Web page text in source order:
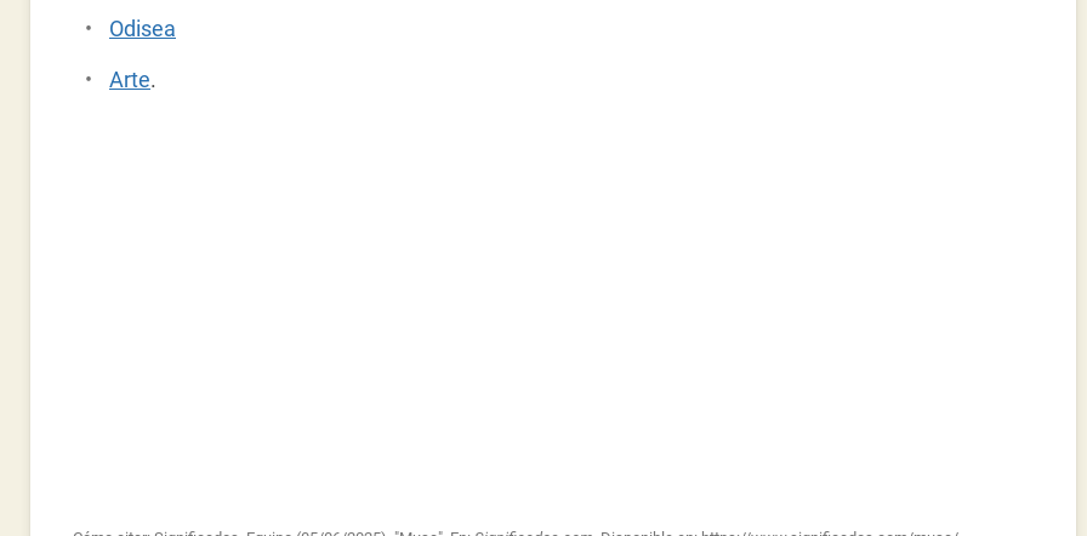
Odisea
Arte.